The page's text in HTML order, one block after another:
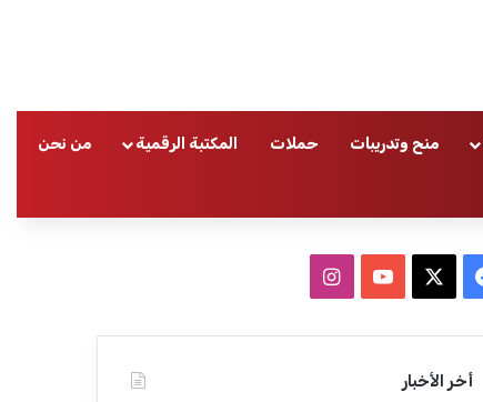
منح وتدريبات حملات المكتبة الرقمية من نحن
ا
أخر الأخبار